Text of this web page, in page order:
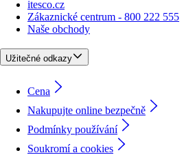
itesco.cz
Zákaznické centrum - 800 222 555
Naše obchody
Užitečné odkazy
Cena
Nakupujte online bezpečně
Podmínky používání
Soukromí a cookies